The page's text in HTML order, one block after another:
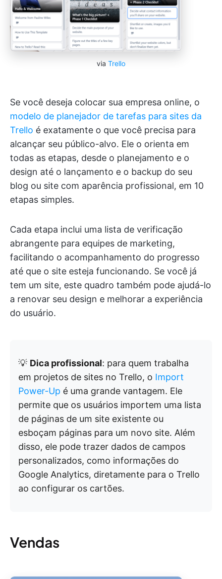
via Trello
Se você deseja colocar sua empresa online, o
modelo de planejador de tarefas para sites da
Trello é exatamente o que você precisa para
alcançar seu público-alvo. Ele o orienta em
todas as etapas, desde o planejamento e o
design até o lançamento e o backup do seu
blog ou site com aparência profissional, em 10
etapas simples.
Cada etapa inclui uma lista de verificação
abrangente para equipes de marketing,
facilitando o acompanhamento do progresso
até que o site esteja funcionando. Se você já
tem um site, este quadro também pode ajudá-lo
a renovar seu design e melhorar a experiência
do usuário.
💡 Dica profissional: para quem trabalha
em projetos de sites no Trello, o Import
Power-Up é uma grande vantagem. Ele
permite que os usuários importem uma lista
de páginas de um site existente ou
esboçam páginas para um novo site. Além
disso, ele pode trazer dados de campos
personalizados, como informações do
Google Analytics, diretamente para o Trello
ao configurar os cartões.
Vendas